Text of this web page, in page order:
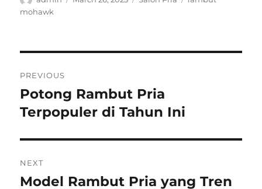
mohawk
navigation
PREVIOUS
Previous
post:
Potong Rambut Pria
Terpopuler di Tahun Ini
NEXT
Next
Model Rambut Pria yang Tren